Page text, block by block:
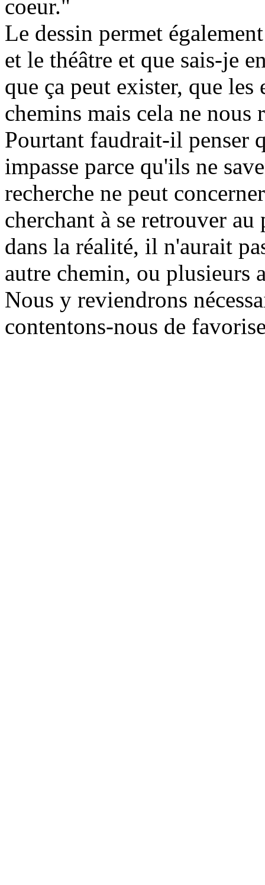
coeur."
Le dessin permet
et le théâtre et que sais-je
que ça peut exister, que
chemins mais cela ne nous
Pourtant faudrait-il penser
impasse parce qu'ils ne
recherche ne peut
cherchant à se retrouver
dans la réalité, il n'aurait
autre chemin, ou plusieurs
Nous y reviendrons
contentons-nous de